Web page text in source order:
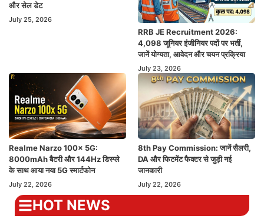
और सेल डेट
July 25, 2026
RRB JE Recruitment 2026:
4,098 जूनियर इंजीनियर पदों पर भर्ती,
जानें योग्यता, आवेदन और चयन प्रक्रिया
July 23, 2026
Realme Narzo 100x 5G:
8000mAh बैटरी और 144Hz डिस्प्ले
के साथ आया नया 5G स्मार्टफोन
July 22, 2026
8th Pay Commission: जानें सैलरी,
DA और फिटमेंट फैक्टर से जुड़ी नई
जानकारी
July 22, 2026
HOT NEWS